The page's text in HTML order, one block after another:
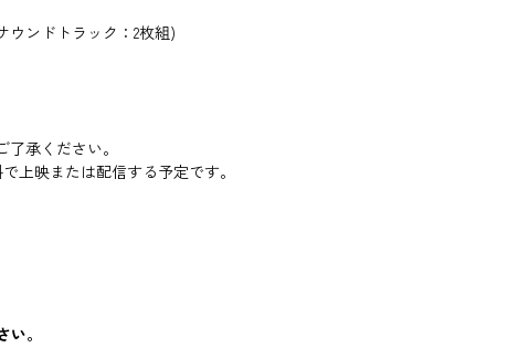
ンドトラック：2枚組)
承ください。
映または配信する予定です。
。